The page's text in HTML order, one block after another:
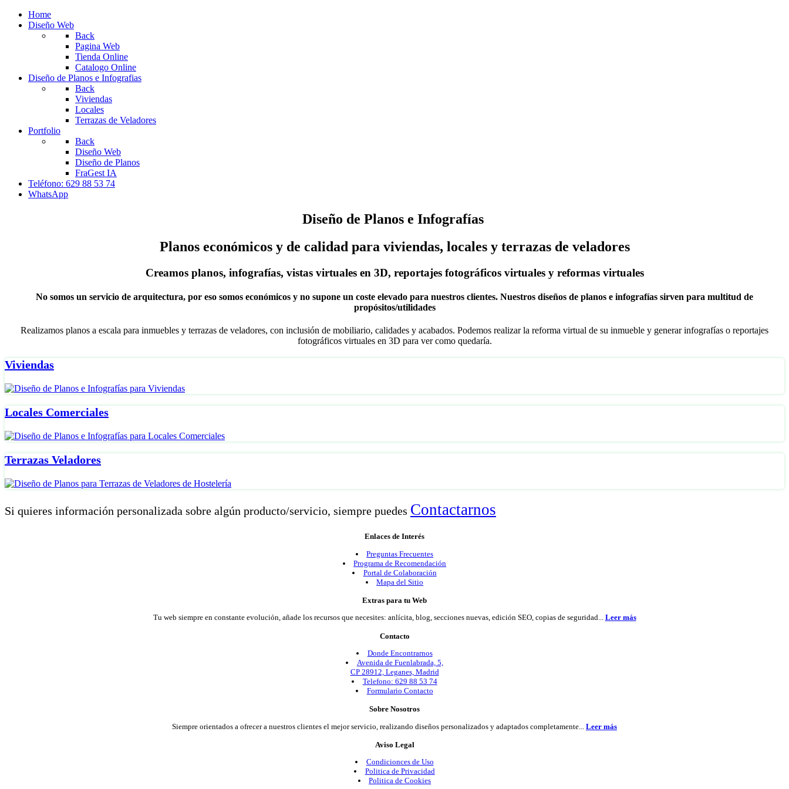
Home
Diseño Web
Back
Pagina Web
Tienda Online
Catalogo Online
Diseño de Planos e Infografias
Back
Viviendas
Locales
Terrazas de Veladores
Portfolio
Back
Diseño Web
Diseño de Planos
FraGest IA
Teléfono: 629 88 53 74
WhatsApp
Diseño de Planos e Infografías
Planos económicos y de calidad para viviendas, locales y terrazas de veladores
Creamos planos, infografías, vistas virtuales en 3D, reportajes fotográficos virtuales y reformas virtuales
No somos un servicio de arquitectura, por eso somos económicos y no supone un coste elevado para nuestros clientes. Nuestros diseños de planos e infografías sirven para multitud de
propósitos/utilidades
Realizamos planos a escala para inmuebles y terrazas de veladores, con inclusión de mobiliario, calidades y acabados. Podemos realizar la reforma virtual de su inmueble y generar infografías o reportajes
fotográficos virtuales en 3D para ver como quedaría.
Viviendas
Locales Comerciales
Terrazas Veladores
Si quieres información personalizada sobre algún producto/servicio, siempre puedes Contactarnos
Enlaces de Interés
Preguntas Frecuentes
Programa de Recomendación
Portal de Colaboración
Mapa del Sitio
Extras para tu Web
Tu web siempre en constante evolución, añade los recursos que necesites: anlícita, blog, secciones nuevas, edición SEO, copias de seguridad... Leer más
Contacto
Donde Encontrarnos
Avenida de Fuenlabrada, 5,
CP 28912, Leganes, Madrid
Telefono: 629 88 53 74
Formulario Contacto
Sobre Nosotros
Siempre orientados a ofrecer a nuestros clientes el mejor servicio, realizando diseños personalizados y adaptados completamente... Leer más
Aviso Legal
Condicionces de Uso
Politica de Privacidad
Politica de Cookies